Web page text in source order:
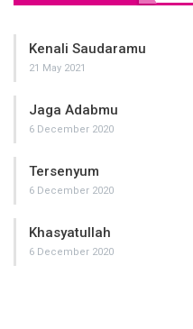
Kenali Saudaramu
21 May 2021
Jaga Adabmu
6 December 2020
Tersenyum
6 December 2020
Khasyatullah
6 December 2020